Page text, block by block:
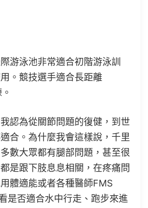
游泳池非常適合初階游泳訓
。競技選手適合長距離
認為從關節問題的復健，到世
合。為什麼我會這樣說，千里
數大眾都有腿部問題，甚至很
是跟下肢息息相關，在疼痛問
體適能或者各種醫師FMS
是否適合水中行走、跑步來進